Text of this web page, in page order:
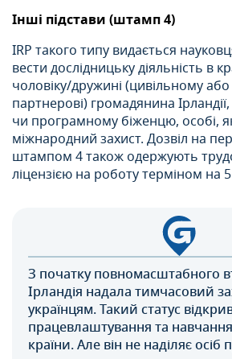
Інші підстави (штамп 4)
IRP такого типу видається
вести дослідницьку діяльність в
чоловіку/дружині (цивільному
партнерові) громадянина
чи програмному біженцю, особі,
міжнародний захист. Дозвіл на
штампом 4 також одержують
ліцензією на роботу терміном на 5
З початку повномасштабного
Ірландія надала тимчасовий
українцям. Такий статус
працевлаштування та навчання
країни. Але він не наділяє осіб